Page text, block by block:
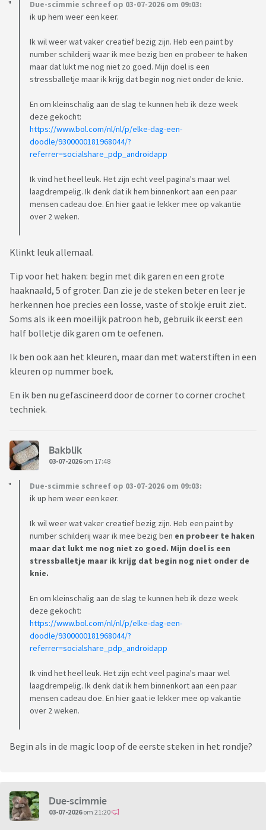
Due-scimmie schreef op 03-07-2026 om 09:03:
ik up hem weer een keer.
Ik wil weer wat vaker creatief bezig zijn. Heb een paint by
number schilderij waar ik mee bezig ben en probeer te haken
maar dat lukt me nog niet zo goed. Mijn doel is een
stressballetje maar ik krijg dat begin nog niet onder de knie.
En om kleinschalig aan de slag te kunnen heb ik deze week
deze gekocht:
https://www.bol.com/nl/nl/p/elke-dag-een-
doodle/9300000181968044/?
referrer=socialshare_pdp_androidapp
Ik vind het heel leuk. Het zijn echt veel pagina's maar wel
laagdrempelig. Ik denk dat ik hem binnenkort aan een paar
mensen cadeau doe. En hier gaat ie lekker mee op vakantie
over 2 weken.
Klinkt leuk allemaal.
Tip voor het haken: begin met dik garen en een grote
haaknaald, 5 of groter. Dan zie je de steken beter en leer je
herkennen hoe precies een losse, vaste of stokje eruit ziet.
Soms als ik een moeilijk patroon heb, gebruik ik eerst een
half bolletje dik garen om te oefenen.
Ik ben ook aan het kleuren, maar dan met waterstiften in een
kleuren op nummer boek.
En ik ben nu gefascineerd door de corner to corner crochet
techniek.
Bakblik
03-07-2026om 17:48
Due-scimmie schreef op 03-07-2026 om 09:03:
ik up hem weer een keer.
Ik wil weer wat vaker creatief bezig zijn. Heb een paint by
number schilderij waar ik mee bezig ben en probeer te haken
maar dat lukt me nog niet zo goed. Mijn doel is een
stressballetje maar ik krijg dat begin nog niet onder de
knie.
En om kleinschalig aan de slag te kunnen heb ik deze week
deze gekocht:
https://www.bol.com/nl/nl/p/elke-dag-een-
doodle/9300000181968044/?
referrer=socialshare_pdp_androidapp
Ik vind het heel leuk. Het zijn echt veel pagina's maar wel
laagdrempelig. Ik denk dat ik hem binnenkort aan een paar
mensen cadeau doe. En hier gaat ie lekker mee op vakantie
over 2 weken.
Begin als in de magic loop of de eerste steken in het rondje?
Due-scimmie
03-07-2026om 21:20